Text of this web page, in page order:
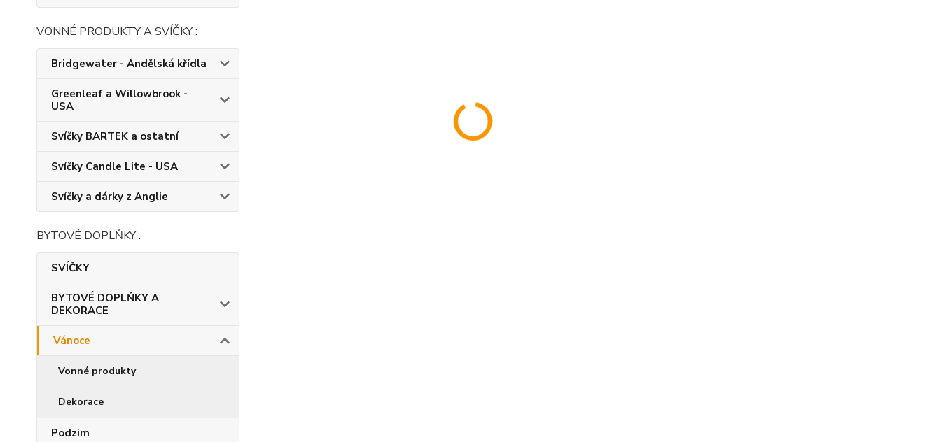
VONNÉ PRODUKTY A SVÍČKY :
Bridgewater - Andělská křídla
Greenleaf a Willowbrook -
USA
Svíčky BARTEK a ostatní
Svíčky Candle Lite - USA
Svíčky a dárky z Anglie
BYTOVÉ DOPLŇKY :
SVÍČKY
BYTOVÉ DOPLŇKY A
DEKORACE
Vánoce
Vonné produkty
Dekorace
Podzim